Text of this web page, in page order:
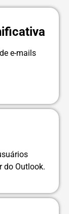
e-mails
do Outlook.